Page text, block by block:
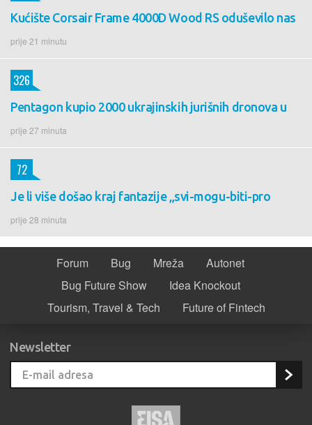
Kućište Corsair Frame 4000D Wood RS oduševilo nas
prije 21 minutu
Pentagon kupio 2000 ukrajinskih jurišnih dronova u
prije 27 minuta
326
Je li više došao kraj fantazije „svi-mogu-biti-pro
prije 28 minuta
72
Forum Bug Mreža
Autonet
Bug Future Show
Idea Knockout
Tourism, Travel & Tech
Future of Fintech
Newsletter